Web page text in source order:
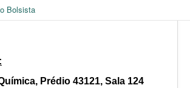
Bolsista
12:15 - 17:15 12:15 - 17:15
Prédio 43121, Sala 124